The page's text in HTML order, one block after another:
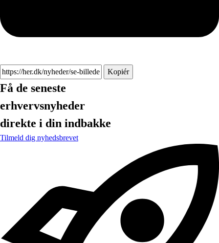
Kopiér
Få de seneste
erhvervsnyheder
direkte i din indbakke
Tilmeld dig nyhedsbrevet